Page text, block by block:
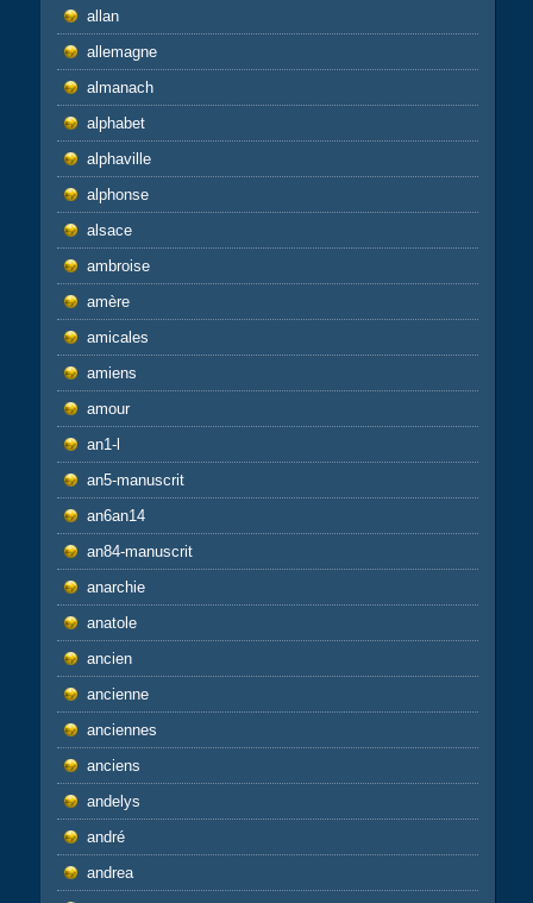
allan
allemagne
almanach
alphabet
alphaville
alphonse
alsace
ambroise
amère
amicales
amiens
amour
an1-l
an5-manuscrit
an6an14
an84-manuscrit
anarchie
anatole
ancien
ancienne
anciennes
anciens
andelys
andré
andrea